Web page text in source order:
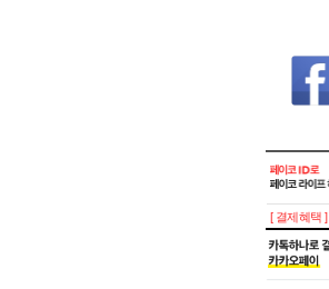
[ 결제혜택 ]